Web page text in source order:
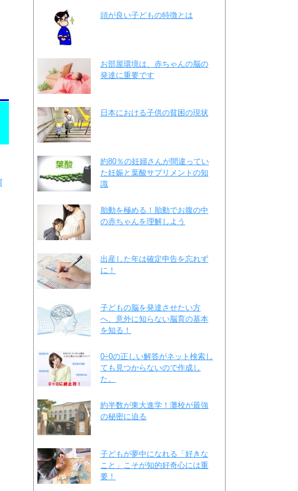
[
頭が良い子どもの特徴とは
お部屋環境は、赤ちゃんの脳の
発達に重要です
日本における子供の貧困の現状
約80％の妊婦さんが間違ってい
た妊娠と葉酸サプリメントの知
識
胎動を極める！胎動でお腹の中
の赤ちゃんを理解しよう
出産した年は確定申告を忘れず
に！
子どもの脳を発達させたい方
へ、意外に知らない脳育の基本
を知る！
0÷0の正しい解答がネット検索し
ても見つからないので作成し
た。
約半数が東大進学！灘校が最強
の秘密に迫る
子どもが夢中になれる「好きな
こと」こそが知的好奇心には重
要！